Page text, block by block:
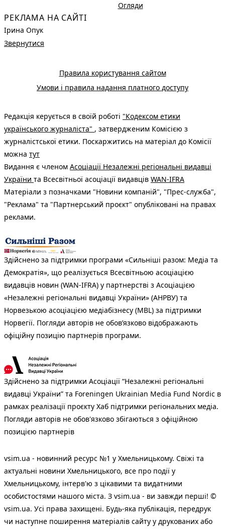
РЕКЛАМА НА САЙТІ
Ірина Опук
Звернутися
Огляди
Правила користування сайтом
Умови і правила надання платного доступу
Редакція керується в своїй роботі "Кодексом етики
українського журналіста" , затвердженим Комісією з
журналістської етики. Поскаржитись на матеріал до Комісії
можна тут
Видання є членом Асоціації Незалежні регіональні видавці
України та Всесвітньої асоціації видавців WAN-IFRA
Матеріали з позначками "Новини компаній", "Прес-служба",
"Реклама" та "Партнерський проєкт" опубліковані на правах
реклами.
Здійснено за підтримки програми «Сильніші разом: Медіа та
Демократія», що реалізується Всесвітньою асоціацією
видавців новин (WAN-IFRA) у партнерстві з Асоціацією
«Незалежні регіональні видавці України» (АНРВУ) та
Норвезькою асоціацією медіабізнесу (MBL) за підтримки
Норвегії. Погляди авторів не обов’язково відображають
офіційну позицію партнерів програми.
Здійснено за підтримки Асоціації “Незалежні регіональні
видавці України” та Foreningen Ukrainian Media Fund Nordic в
рамках реалізації проєкту Хаб підтримки регіональних медіа.
Погляди авторів не обов'язково збігаються з офіційною
позицією партнерів
vsim.ua - новинний ресурс №1 у Хмельницькому. Свіжі та
актуальні новини Хмельницького, все про події у
Хмельницькому, інтерв'ю з цікавими та видатними
особистостями нашого міста. З vsim.ua - ви завжди перші! ©
vsim.ua. Усі права захищені. Будь-яка публiкацiя, передрук
чи наступне поширення матеріалів сайту у друкованих або